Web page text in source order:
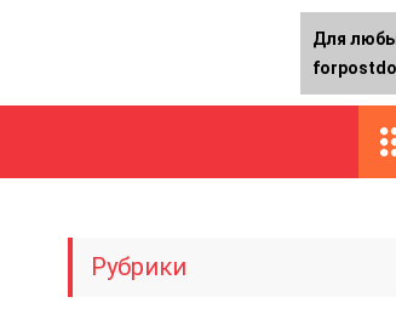
Рубрики
Для